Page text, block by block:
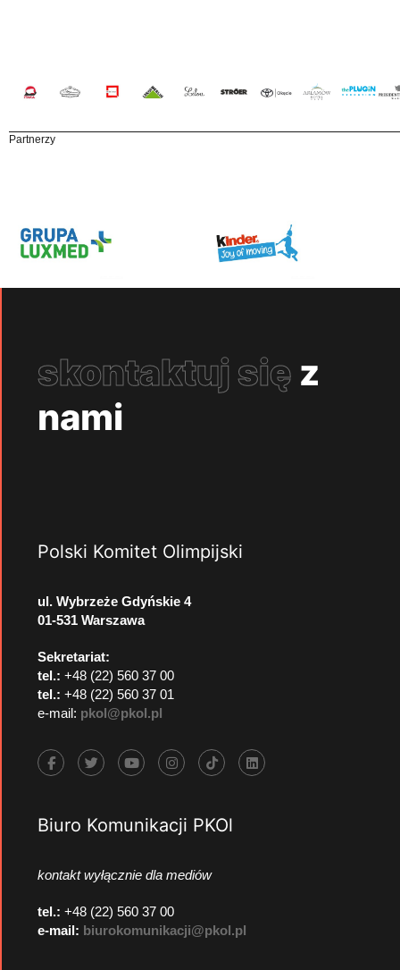
Partnerzy
skontaktuj się z
nami
Polski Komitet Olimpijski
ul. Wybrzeże Gdyńskie 4
01-531 Warszawa
Sekretariat:
tel.: +48 (22) 560 37 00
tel.: +48 (22) 560 37 01
e-mail: pkol@pkol.pl
Biuro Komunikacji PKOl
kontakt wyłącznie dla mediów
tel.: +48 (22) 560 37 00
e-mail: biurokomunikacji@pkol.pl